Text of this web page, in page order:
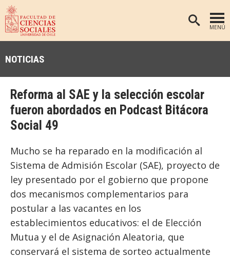
MENÚ
DEPARTAMENTOS
ANTROPOLOGÍA
SOCIOLOGÍA
TRABAJO SOCIAL
PREGRADO
PUBLICACIONES
EXTENSIÓN
BIBLIOTECA
ESTUDIANTES
ACADÉMICOS
NOTICIAS
Reforma al SAE y la selección escolar
fueron abordados en Podcast Bitácora
Social 49
Mucho se ha reparado en la modificación al
Sistema de Admisión Escolar (SAE), proyecto de
ley presentado por el gobierno que propone
dos mecanismos complementarios para
postular a las vacantes en los
establecimientos educativos: el de Elección
Mutua y el de Asignación Aleatoria, que
conservará el sistema de sorteo actualmente